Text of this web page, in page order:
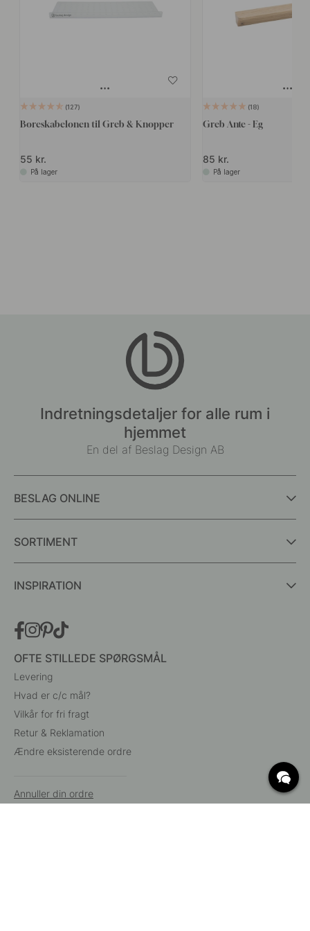
127
Boreskabelonen til Greb & Knopper
55 kr.
På lager
18
Greb Ante - Eg
85 kr.
På lager
Indretningsdetaljer for alle rum i
hjemmet
En del af Beslag Design AB
BESLAG ONLINE
SORTIMENT
INSPIRATION
OFTE STILLEDE SPØRGSMÅL
Levering
Hvad er c/c mål?
Vilkår for fri fragt
Retur & Reklamation
Ændre eksisterende ordre
Annuller din ordre